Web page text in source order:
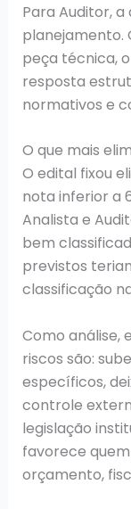
Para Auditor, a
planejamento.
peça técnica,
resposta
normativos e
O que mais
O edital fixou
nota inferior a
Analista e
bem
previstos
classificação
Como análise,
riscos são:
específicos,
controle
legislação
favorece
orçamento,